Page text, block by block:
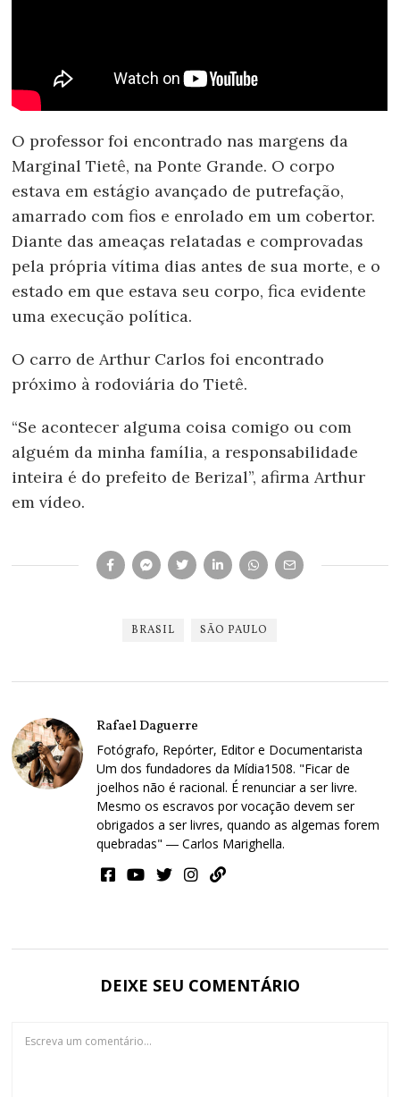
O professor foi encontrado nas margens da
Marginal Tietê, na Ponte Grande. O corpo
estava em estágio avançado de putrefação,
amarrado com fios e enrolado em um cobertor.
Diante das ameaças relatadas e comprovadas
pela própria vítima dias antes de sua morte, e o
estado em que estava seu corpo, fica evidente
uma execução política.
O carro de Arthur Carlos foi encontrado
próximo à rodoviária do Tietê.
“Se acontecer alguma coisa comigo ou com
alguém da minha família, a responsabilidade
inteira é do prefeito de Berizal”, afirma Arthur
em vídeo.
BRASIL SÃO PAULO
Rafael Daguerre
Fotógrafo, Repórter, Editor e Documentarista
Um dos fundadores da Mídia1508. "Ficar de
joelhos não é racional. É renunciar a ser livre.
Mesmo os escravos por vocação devem ser
obrigados a ser livres, quando as algemas forem
quebradas" ― Carlos Marighella.
DEIXE SEU COMENTÁRIO